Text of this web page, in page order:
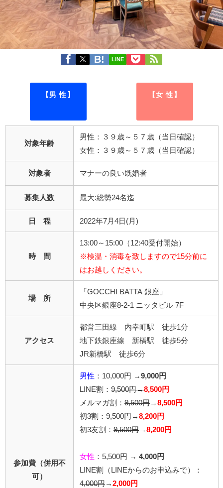
LINE
【男 性】 【女 性】
対象年齢
男性：３９歳～５７歳（当日確認）
女性：３９歳～５７歳（当日確認）
対象者 マナーの良い既婚者
募集人数 最大:総勢24名迄
日 程 2022年7月4日(月)
時 間
13:00～15:00（12:40受付開始）
※検温・消毒を致しますので15分前に
はお越しください。
場 所
「GOCCHI BATTA 銀座」
中央区銀座8-2-1 ニッタビル 7F
アクセス
都営三田線 内幸町駅 徒歩1分
地下鉄銀座線 新橋駅 徒歩5分
JR新橋駅 徒歩6分
参加費（併用不
可）
男性 ：10,000円 → 9,000円
LINE割： 9,500円→8,500円
メルマガ割： 9,500円 → 8,500円
初3割： 9,500円 → 8,200円
初3友割： 9,500円 → 8,200円
女性 ：5,500円 → 4,000円
LINE割
（LINEからのお申込みで）
：
4,000円 → 2,000円